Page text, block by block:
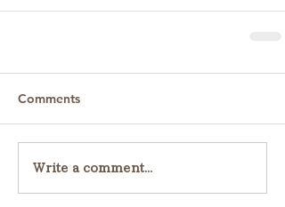
Comments
Write a comment...